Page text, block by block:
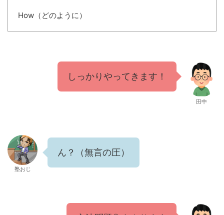
How（どのように）
しっかりやってきます！
田中
塾おじ
ん？（無言の圧）